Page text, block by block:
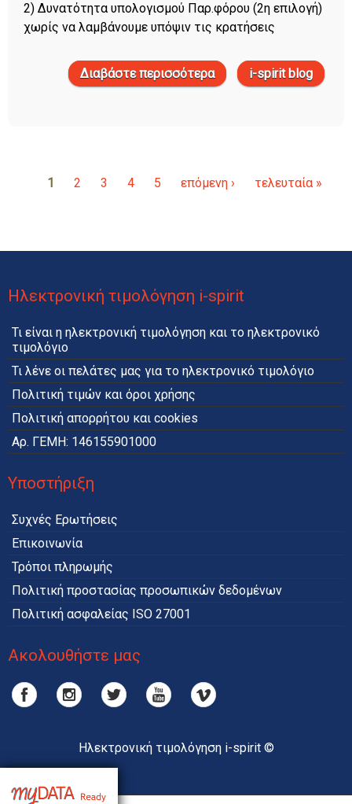
2) Δυνατότητα υπολογισμού Παρ.φόρου (2η επιλογή)
χωρίς να λαμβάνουμε υπόψιν τις κρατήσεις
Διαβάστε περισσότερα
για i-spirit version news
έκδοση 1.09.99
i-spirit blog
1 2 3 4 5 επόμενη › τελευταία »
Ηλεκτρονική τιμολόγηση i-spirit
Τι είναι η ηλεκτρονική τιμολόγηση και το ηλεκτρονικό
τιμολόγιο
Τι λένε οι πελάτες μας για το ηλεκτρονικό τιμολόγιο
Πολιτική τιμών και όροι χρήσης
Πολιτική απορρήτου και cookies
Αρ. ΓΕΜΗ: 146155901000
Υποστήριξη
Συχνές Ερωτήσεις
Επικοινωνία
Τρόποι πληρωμής
Πολιτική προστασίας προσωπικών δεδομένων
Πολιτική ασφαλείας ISO 27001
Ακολουθήστε μας
Ηλεκτρονική τιμολόγηση i-spirit ©